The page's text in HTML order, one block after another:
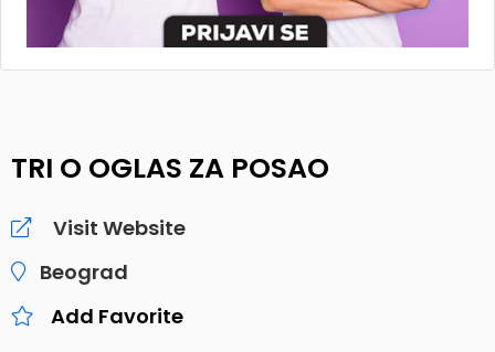
TRI O OGLAS ZA POSAO
Visit Website
Beograd
Add Favorite